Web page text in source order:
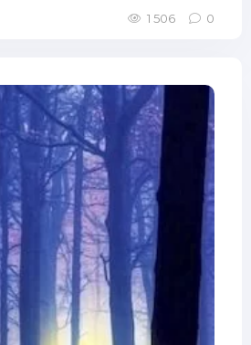
1 506 0